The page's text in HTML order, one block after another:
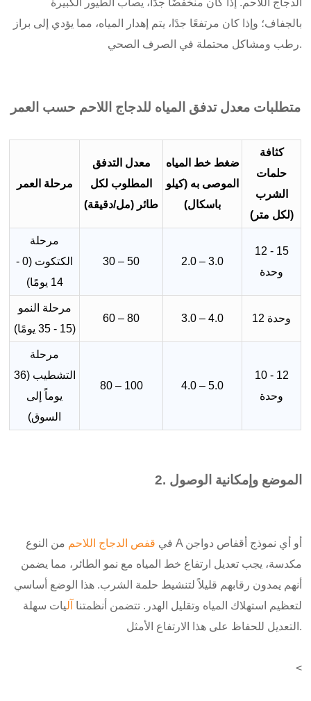
الدجاج اللاحم. إذا كان منخفضًا جدًا، يصاب الطيور الكبيرة
بالجفاف؛ وإذا كان مرتفعًا جدًا، يتم إهدار المياه، مما يؤدي إلى براز
رطب ومشاكل محتملة في الصرف الصحي.
متطلبات معدل تدفق المياه للدجاج اللاحم حسب العمر
مرحلة العمر
معدل التدفق
المطلوب لكل
طائر (مل/دقيقة)
ضغط خط المياه
الموصى به (كيلو
باسكال)
كثافة
حلمات
الشرب
(لكل متر)
مرحلة
الكتكوت (0 -
14 يومًا)
30 – 50 2.0 – 3.0
12 - 15
وحدة
مرحلة النمو
(15 - 35 يومًا)
60 – 80 3.0 – 4.0 12 وحدة
مرحلة
التشطيب (36
يوماً إلى
السوق)
80 – 100 4.0 – 5.0
10 - 12
وحدة
2. الموضع وإمكانية الوصول
في قفص الدجاج اللاحم من النوع A أو أي نموذج أقفاص دواجن
مكدسة، يجب تعديل ارتفاع خط المياه مع نمو الطائر، مما يضمن
أنهم يمدون رقابهم قليلاً لتنشيط حلمة الشرب. هذا الوضع أساسي
لتعظيم استهلاك المياه وتقليل الهدر. تتضمن أنظمتنا آليات سهلة
التعديل للحفاظ على هذا الارتفاع الأمثل.
<